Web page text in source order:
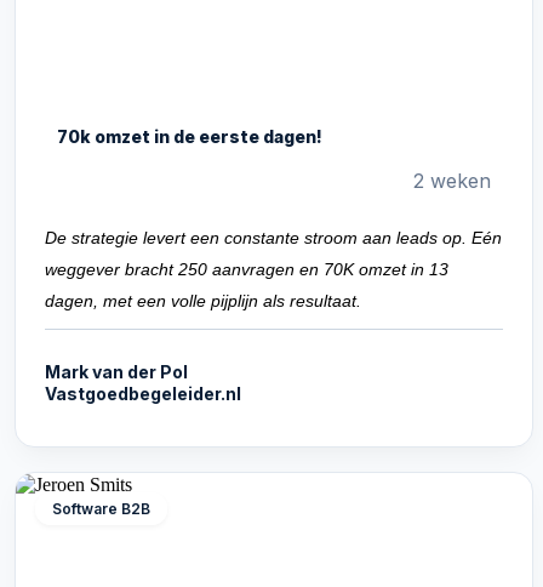
70k omzet in de eerste dagen!
2 weken
De strategie levert een constante stroom aan leads op. Eén
weggever bracht 250 aanvragen en 70K omzet in 13
dagen, met een volle pijplijn als resultaat.
Mark van der Pol
Vastgoedbegeleider.nl
Software B2B